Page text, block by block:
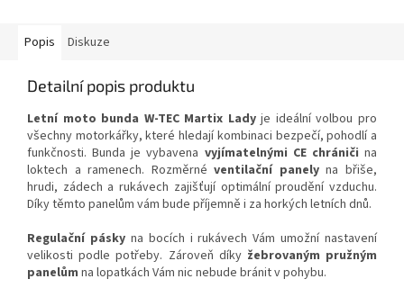
Popis Diskuze
Detailní popis produktu
Letní moto bunda W-TEC Martix Ladyje ideální volbou pro
všechny motorkářky, které hledají kombinaci bezpečí, pohodlí a
funkčnosti. Bunda je vybavena vyjímatelnými CE chrániči na
loktech a ramenech. Rozměrné ventilační panelyna břiše,
hrudi, zádech a rukávech zajišťují optimální proudění vzduchu.
Díky těmto panelům vám bude příjemně i za horkých letních dnů.
Regulační páskyna bocích i rukávech Vám umožní nastavení
velikosti podle potřeby. Zároveň díky žebrovaným pružným
panelům na lopatkách Vám nic nebude bránit v pohybu.